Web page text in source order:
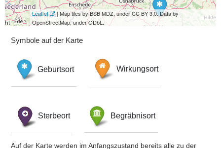
Leaflet
| Map tiles by BSB MDZ, under CC BY 3.0. Data by
OpenStreetMap, under ODbL.
Symbole auf der Karte
Geburtsort Wirkungsort
Sterbeort Begräbnisort
Auf der Karte werden im Anfangszustand bereits alle zu der